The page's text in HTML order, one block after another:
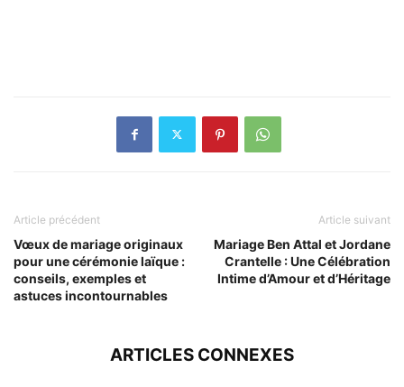
Article précédent
Vœux de mariage originaux
pour une cérémonie laïque :
conseils, exemples et
astuces incontournables
Article suivant
Mariage Ben Attal et Jordane
Crantelle : Une Célébration
Intime d’Amour et d’Héritage
ARTICLES CONNEXES